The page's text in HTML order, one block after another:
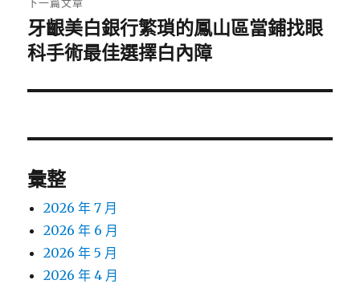
下
一
文
牙齦美白銀行繁瑣的鳳山區當鋪找眼
科手術最佳選擇白內障
彙整
2026 年 7 月
2026 年 6 月
2026 年 5 月
2026 年 4 月